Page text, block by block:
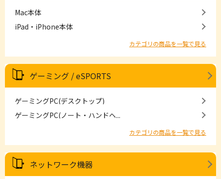
Mac本体
iPad・iPhone本体
カテゴリの商品を一覧で見る
ゲーミング / eSPORTS
ゲーミングPC(デスクトップ)
ゲーミングPC(ノート・ハンドヘ...
カテゴリの商品を一覧で見る
ネットワーク機器